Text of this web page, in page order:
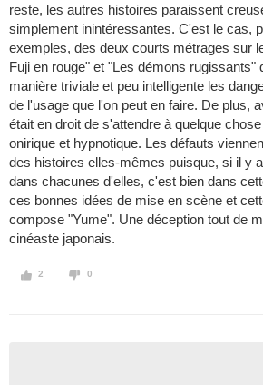
reste, les autres histoires paraissent
simplement inintéressantes. C'est le cas,
exemples, des deux courts métrages sur
Fuji en rouge" et "Les démons rugissants"
manière triviale et peu intelligente les
de l'usage que l'on peut en faire. De plus,
était en droit de s'attendre à quelque
onirique et hypnotique. Les défauts
des histoires elles-mêmes puisque, si il y
dans chacunes d'elles, c'est bien dans
ces bonnes idées de mise en scène et
compose "Yume". Une déception tout de
cinéaste japonais.
2 0